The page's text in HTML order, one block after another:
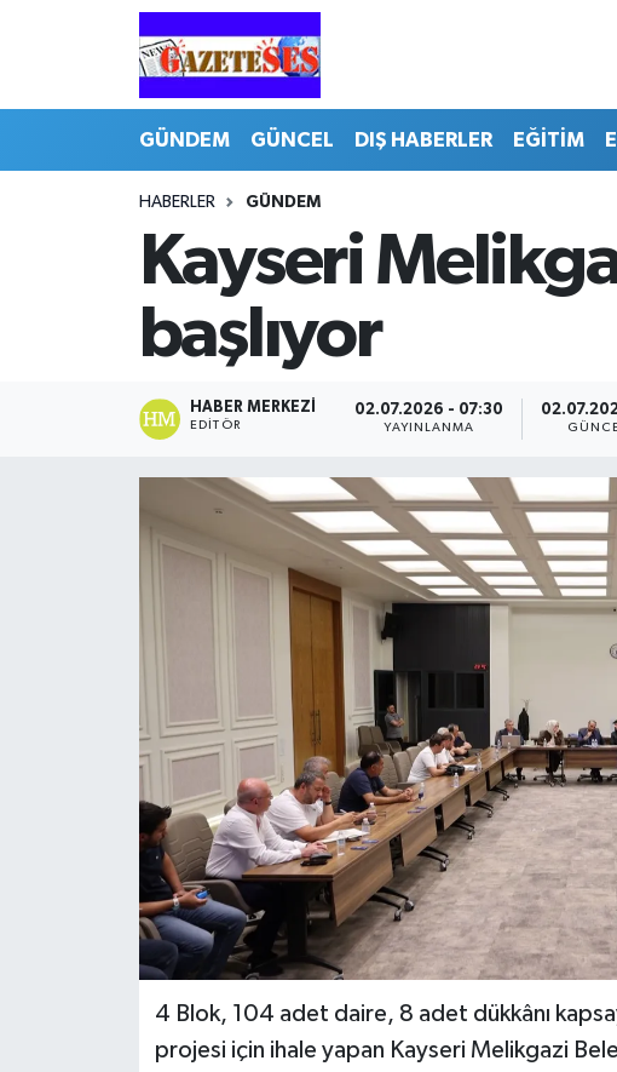
GÜNDEM GÜNCEL DIŞ HABERLER EĞİTİM
HABERLER GÜNDEM
Kayseri
başlıyor
HABER MERKEZI
EDITÖR
02.07.2026 - 07:30
YAYINLANMA
4 Blok, 104 adet daire, 8 adet dükkânı
projesi için ihale yapan Kayseri Melikgazi